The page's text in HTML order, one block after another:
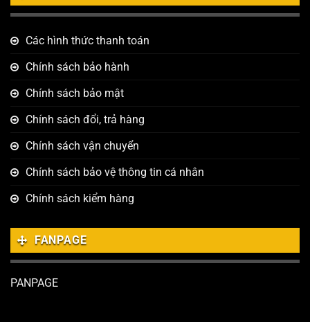
Các hình thức thanh toán
Chính sách bảo hành
Chính sách bảo mật
Chính sách đổi, trả hàng
Chính sách vận chuyển
Chính sách bảo vệ thông tin cá nhân
Chính sách kiểm hàng
FANPAGE
PANPAGE